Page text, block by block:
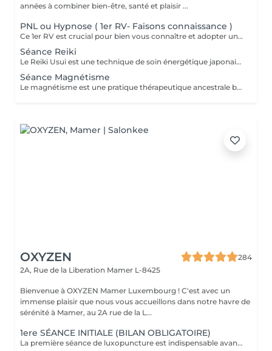
années à combiner bien-être, santé et plaisir ...
PNL ou Hypnose ( 1er RV- Faisons connaissance )
Ce 1er RV est crucial pour bien vous connaître et adopter une approche personnalisée et efficace lors des prochaines séances.
Séance Reiki
Le Reiki Usui est une technique de soin énergétique japonaise, fondée par Mikao Usui au début du XXème siècle. Elle repose sur le principe de transmission de l'énergie universelle par imposition des mains pour favoriser la guérison et le bien-être. Les bienfaits du Reiki incluent l'harmonisation du corps et de l'esprit, la réduction du stress et la promotion de la relaxation pour une amélioration de la qualité du sommeil, le renforcement du système immunitaire et l'équilibrage des émotions. Le Reiki peut être utilisé pour soulager une douleur ponctuelle ou pour accompagner un traitement plus lourd.
Séance Magnétisme
Le magnétisme est une pratique thérapeutique ancestrale basée sur l'utilisation de l'énergie universelle. Il repose sur le principe que le corps humain émet et reçoit des énergies en fonction de blessures et/ou de besoins. Le magnétiseur peut rééquilibrer ces flux énergétiques par imposition des mains. Cela contribue à la réduction des douleurs, l'amélioration de la circulation sanguine et le renforcement des défenses naturelles de l'organisme, mais aussi à la diminution du stress, l'accélération de la cicatrisation et l'amélioration du bien-être général.
OXYZEN
284
2A, Rue de la Liberation Mamer L-8425
Bienvenue à OXYZEN Mamer Luxembourg ! C'est avec un
immense plaisir que nous vous accueillons dans notre havre de
sérénité à Mamer, au 2A rue de la L...
1ere SÉANCE INITIALE (BILAN OBLIGATOIRE)
La première séance de luxopuncture est indispensable avant de débuter tout programme. D'une durée d'environ 1 heure, elle se déroule en deux temps : 30 minutes d'échange approfondi (anamnèse) pour comprendre vos besoins, vos habitudes et définir vos objectifs 30 minutes de séance de luxopuncture, adaptée en fonction de cet échange Cette étape permet de personnaliser votre accompagnement et d'optimiser les résultats. Chaque protocole est ainsi ajusté à votre profil (poids, stress, sommeil, compulsions). Séance essentielle pour un suivi efficace et durable Permet un accompagnement sur mesure Un premier pas vers votre équilibre et votre bien-être durable.